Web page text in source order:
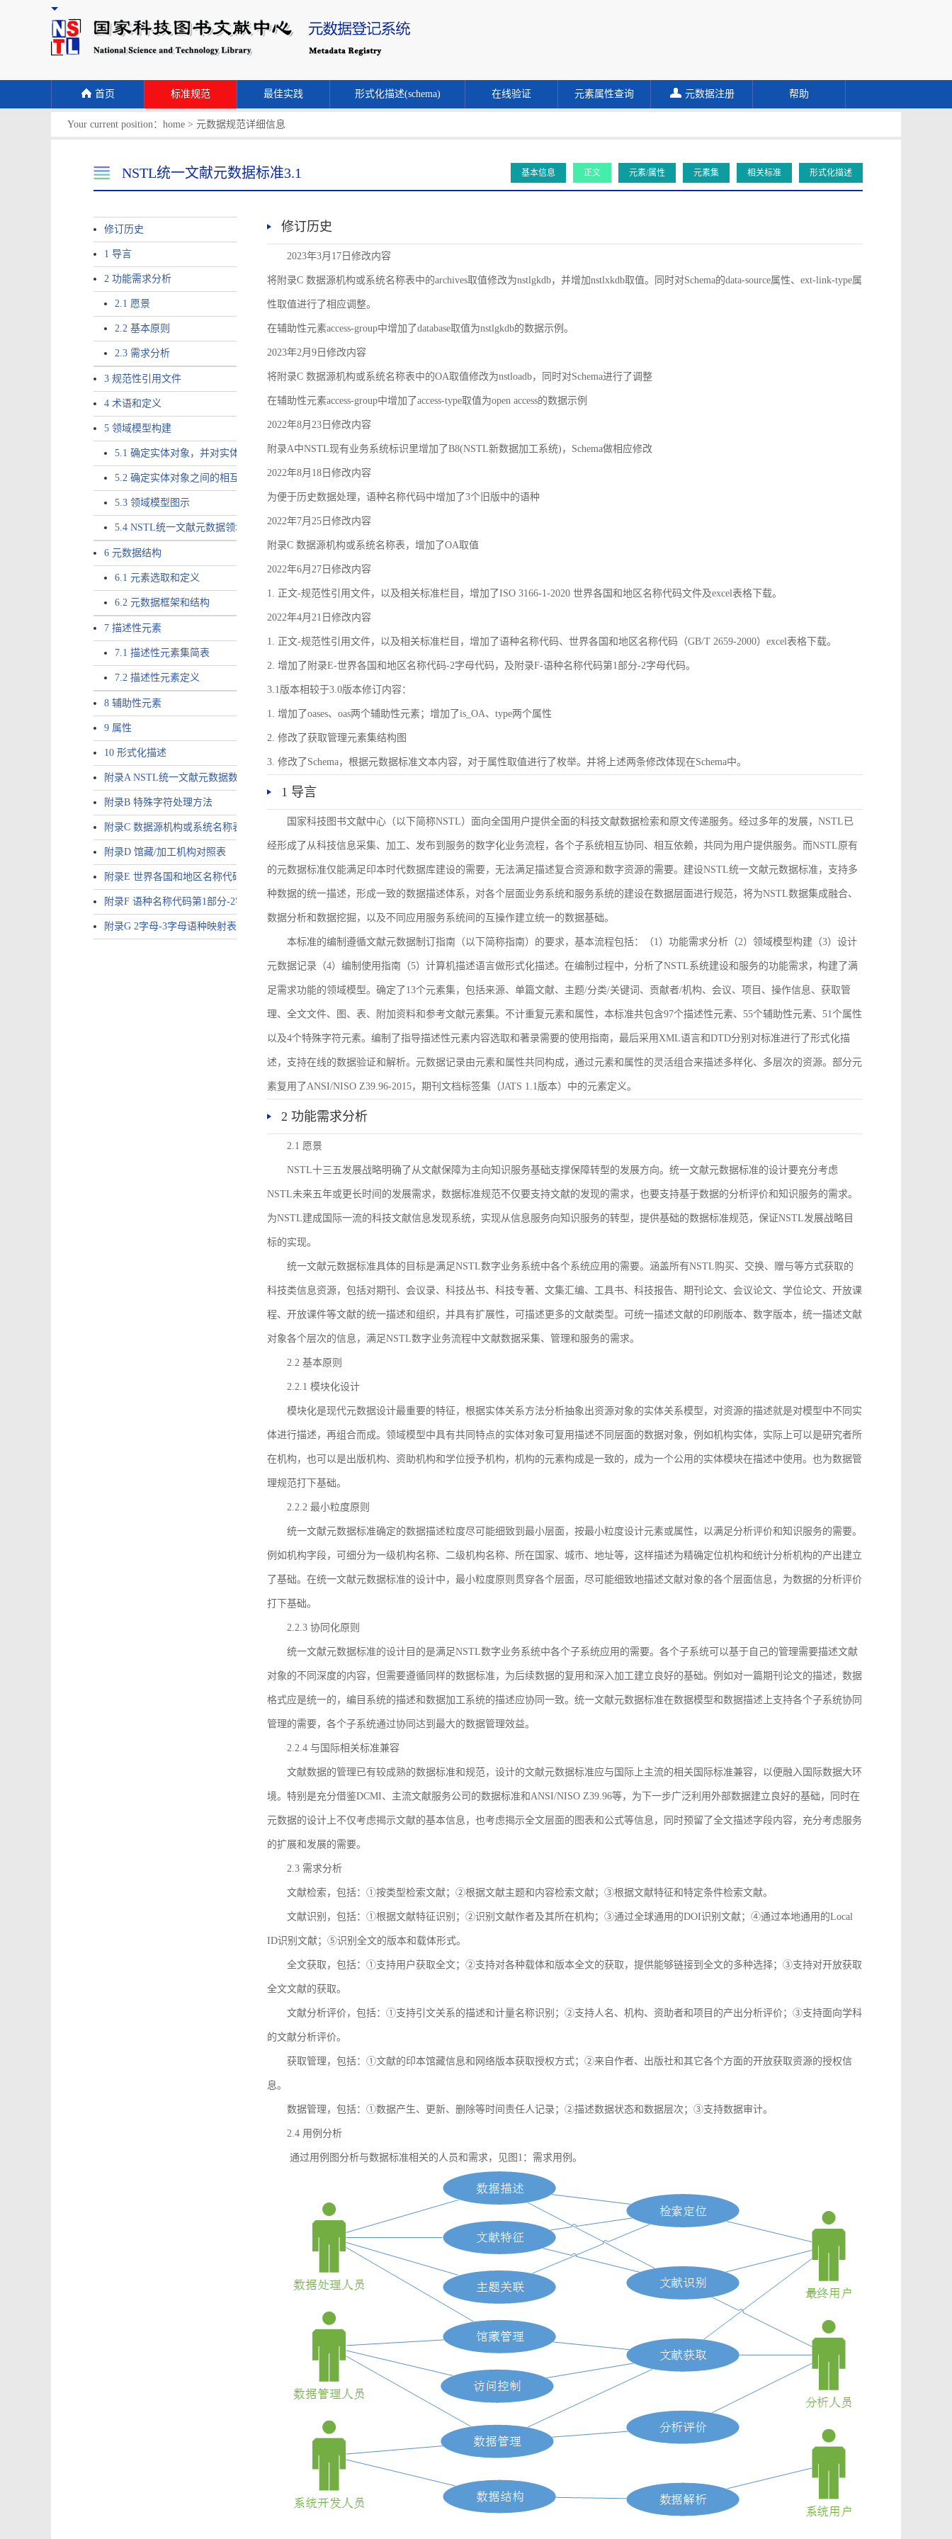
首页 标准规范 最佳实践 形式化描述(schema) 在线验证 元素属性查询 元数据注册 帮助
Your current position： home > 元数据规范详细信息
NSTL统一文献元数据标准3.1 基本信息 正文 元素/属性 元素集 相关标准 形式化描述
修订历史
1 导言
2 功能需求分析
2.1 愿景
2.2 基本原则
2.3 需求分析
3 规范性引用文件
4 术语和定义
5 领域模型构建
5.1 确定实体对象，并对实体对象命名
5.2 确定实体对象之间的相互关系，定义实体对象之间的关联和约束
5.3 领域模型图示
5.4 NSTL统一文献元数据领域模型的验证
6 元数据结构
6.1 元素选取和定义
6.2 元数据框架和结构
7 描述性元素
7.1 描述性元素集简表
7.2 描述性元素定义
8 辅助性元素
9 属性
10 形式化描述
附录A NSTL统一文献元数据数据唯一标识符规则
附录B 特殊字符处理方法
附录C 数据源机构或系统名称表
附录D 馆藏/加工机构对照表
附录E 世界各国和地区名称代码-2字母代码（GB/T 2659-2000等同ISO 3166-1）
附录F 语种名称代码第1部分-2字母代码（GB/T 4880.1-2005等同ISO 639-1）
附录G 2字母-3字母语种映射表
修订历史
2023年3月17日修改内容
将附录C 数据源机构或系统名称表中的archives取值修改为nstlgkdb，并增加nstlxkdb取值。同时对Schema的data-source属性、ext-link-type属
性取值进行了相应调整。
在辅助性元素access-group中增加了database取值为nstlgkdb的数据示例。
2023年2月9日修改内容
将附录C 数据源机构或系统名称表中的OA取值修改为nstloadb，同时对Schema进行了调整
在辅助性元素access-group中增加了access-type取值为open access的数据示例
2022年8月23日修改内容
附录A中NSTL现有业务系统标识里增加了B8(NSTL新数据加工系统)，Schema做相应修改
2022年8月18日修改内容
为便于历史数据处理，语种名称代码中增加了3个旧版中的语种
2022年7月25日修改内容
附录C 数据源机构或系统名称表，增加了OA取值
2022年6月27日修改内容
1. 正文-规范性引用文件，以及相关标准栏目，增加了ISO 3166-1-2020 世界各国和地区名称代码文件及excel表格下载。
2022年4月21日修改内容
1. 正文-规范性引用文件，以及相关标准栏目，增加了语种名称代码、世界各国和地区名称代码（GB/T 2659-2000）excel表格下载。
2. 增加了附录E-世界各国和地区名称代码-2字母代码，及附录F-语种名称代码第1部分-2字母代码。
3.1版本相较于3.0版本修订内容：
1. 增加了oases、oas两个辅助性元素；增加了is_OA、type两个属性
2. 修改了获取管理元素集结构图
3. 修改了Schema，根据元数据标准文本内容，对于属性取值进行了枚举。并将上述两条修改体现在Schema中。
1 导言
国家科技图书文献中心（以下简称NSTL）面向全国用户提供全面的科技文献数据检索和原文传递服务。经过多年的发展，NSTL已
经形成了从科技信息采集、加工、发布到服务的数字化业务流程，各个子系统相互协同、相互依赖，共同为用户提供服务。而NSTL原有
的元数据标准仅能满足印本时代数据库建设的需要，无法满足描述复合资源和数字资源的需要。建设NSTL统一文献元数据标准，支持多
种数据的统一描述，形成一致的数据描述体系，对各个层面业务系统和服务系统的建设在数据层面进行规范，将为NSTL数据集成融合、
数据分析和数据挖掘，以及不同应用服务系统间的互操作建立统一的数据基础。
本标准的编制遵循文献元数据制订指南（以下简称指南）的要求，基本流程包括：（1）功能需求分析（2）领域模型构建（3）设计
元数据记录（4）编制使用指南（5）计算机描述语言做形式化描述。在编制过程中，分析了NSTL系统建设和服务的功能需求，构建了满
足需求功能的领域模型。确定了13个元素集，包括来源、单篇文献、主题/分类/关键词、贡献者/机构、会议、项目、操作信息、获取管
理、全文文件、图、表、附加资料和参考文献元素集。不计重复元素和属性，本标准共包含97个描述性元素、55个辅助性元素、51个属性
以及4个特殊字符元素。编制了指导描述性元素内容选取和著录需要的使用指南，最后采用XML语言和DTD分别对标准进行了形式化描
述，支持在线的数据验证和解析。元数据记录由元素和属性共同构成，通过元素和属性的灵活组合来描述多样化、多层次的资源。部分元
素复用了ANSI/NISO Z39.96-2015，期刊文档标签集（JATS 1.1版本）中的元素定义。
2 功能需求分析
2.1 愿景
NSTL十三五发展战略明确了从文献保障为主向知识服务基础支撑保障转型的发展方向。统一文献元数据标准的设计要充分考虑
NSTL未来五年或更长时间的发展需求，数据标准规范不仅要支持文献的发现的需求，也要支持基于数据的分析评价和知识服务的需求。
为NSTL建成国际一流的科技文献信息发现系统，实现从信息服务向知识服务的转型，提供基础的数据标准规范，保证NSTL发展战略目
标的实现。
统一文献元数据标准具体的目标是满足NSTL数字业务系统中各个系统应用的需要。涵盖所有NSTL购买、交换、赠与等方式获取的
科技类信息资源，包括对期刊、会议录、科技丛书、科技专著、文集汇编、工具书、科技报告、期刊论文、会议论文、学位论文、开放课
程、开放课件等文献的统一描述和组织，并具有扩展性，可描述更多的文献类型。可统一描述文献的印刷版本、数字版本，统一描述文献
对象各个层次的信息，满足NSTL数字业务流程中文献数据采集、管理和服务的需求。
2.2 基本原则
2.2.1 模块化设计
模块化是现代元数据设计最重要的特征，根据实体关系方法分析抽象出资源对象的实体关系模型，对资源的描述就是对模型中不同实
体进行描述，再组合而成。领域模型中具有共同特点的实体对象可复用描述不同层面的数据对象，例如机构实体，实际上可以是研究者所
在机构，也可以是出版机构、资助机构和学位授予机构，机构的元素构成是一致的，成为一个公用的实体模块在描述中使用。也为数据管
理规范打下基础。
2.2.2 最小粒度原则
统一文献元数据标准确定的数据描述粒度尽可能细致到最小层面，按最小粒度设计元素或属性，以满足分析评价和知识服务的需要。
例如机构字段，可细分为一级机构名称、二级机构名称、所在国家、城市、地址等，这样描述为精确定位机构和统计分析机构的产出建立
了基础。在统一文献元数据标准的设计中，最小粒度原则贯穿各个层面，尽可能细致地描述文献对象的各个层面信息，为数据的分析评价
打下基础。
2.2.3 协同化原则
统一文献元数据标准的设计目的是满足NSTL数字业务系统中各个子系统应用的需要。各个子系统可以基于自己的管理需要描述文献
对象的不同深度的内容，但需要遵循同样的数据标准，为后续数据的复用和深入加工建立良好的基础。例如对一篇期刊论文的描述，数据
格式应是统一的，编目系统的描述和数据加工系统的描述应协同一致。统一文献元数据标准在数据模型和数据描述上支持各个子系统协同
管理的需要，各个子系统通过协同达到最大的数据管理效益。
2.2.4 与国际相关标准兼容
文献数据的管理已有较成熟的数据标准和规范，设计的文献元数据标准应与国际上主流的相关国际标准兼容，以便融入国际数据大环
境。特别是充分借鉴DCMI、主流文献服务公司的数据标准和ANSI/NISO Z39.96等，为下一步广泛利用外部数据建立良好的基础，同时在
元数据的设计上不仅考虑揭示文献的基本信息，也考虑揭示全文层面的图表和公式等信息，同时预留了全文描述字段内容，充分考虑服务
的扩展和发展的需要。
2.3 需求分析
文献检索，包括：①按类型检索文献；②根据文献主题和内容检索文献；③根据文献特征和特定条件检索文献。
文献识别，包括：①根据文献特征识别；②识别文献作者及其所在机构；③通过全球通用的DOI识别文献；④通过本地通用的Local
ID识别文献；⑤识别全文的版本和载体形式。
全文获取，包括：①支持用户获取全文；②支持对各种载体和版本全文的获取，提供能够链接到全文的多种选择；③支持对开放获取
全文文献的获取。
文献分析评价，包括：①支持引文关系的描述和计量名称识别；②支持人名、机构、资助者和项目的产出分析评价；③支持面向学科
的文献分析评价。
获取管理，包括：①文献的印本馆藏信息和网络版本获取授权方式；②来自作者、出版社和其它各个方面的开放获取资源的授权信
息。
数据管理，包括：①数据产生、更新、删除等时间责任人记录；②描述数据状态和数据层次；③支持数据审计。
2.4 用例分析
通过用例图分析与数据标准相关的人员和需求，见图1：需求用例。